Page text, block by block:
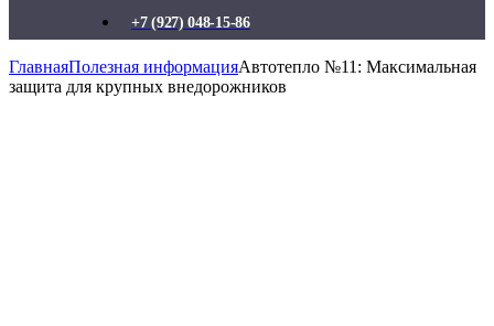
+7 (927) 048-15-86
ГлавнаяПолезная информацияАвтотепло №11: Максимальная
защита для крупных внедорожников